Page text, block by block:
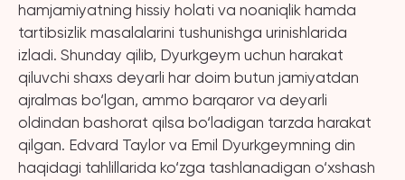
hamjamiyatning hissiy holati va noaniqlik hamda
tartibsizlik masalalarini tushunishga urinishlarida
izladi. Shunday qilib, Dyurkgeym uchun harakat
qiluvchi shaxs deyarli har doim butun jamiyatdan
ajralmas bo‘lgan, ammo barqaror va deyarli
oldindan bashorat qilsa bo‘ladigan tarzda harakat
qilgan. Edvard Taylor va Emil Dyurkgeymning din
haqidagi tahlillarida ko‘zga tashlanadigan o‘xshash